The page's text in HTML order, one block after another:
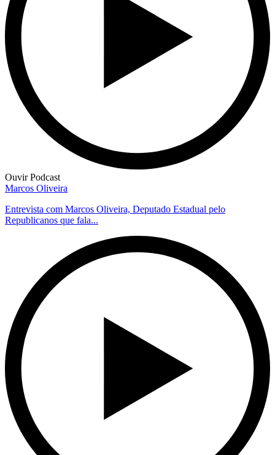
Ouvir Podcast
Marcos Oliveira
Entrevista com Marcos Oliveira, Deputado Estadual pelo
Republicanos que fala...